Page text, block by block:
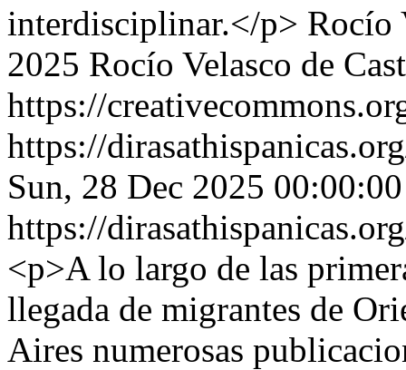
interdisciplinar.</p> Rocío
2025 Rocío Velasco de
https://
https://
Sun, 28 Dec 2025
https://
<p>A lo largo de las
llegada de migrantes de
Aires numerosas